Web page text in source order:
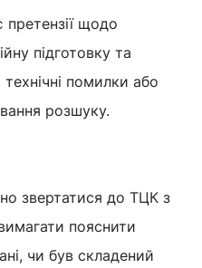
претензії щодо
підготовку та
помилки або
розшуку.
звертатися до ТЦК з
пояснити
чи був складений